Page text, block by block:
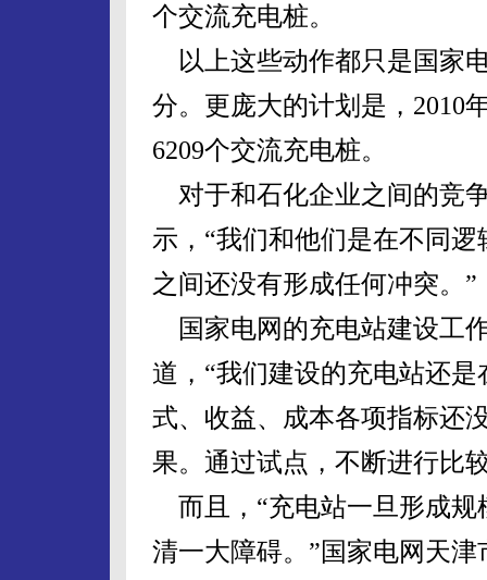
个交流充电桩。
以上这些动作都只是国家
分。更庞大的计划是，2010
6209个交流充电桩。
对于和石化企业之间的竞
示，“我们和他们是在不同
之间还没有形成任何冲突。”
国家电网的充电站建设工
道，“我们建设的充电站还
式、收益、成本各项指标还
果。通过试点，不断进行比
而且，“充电站一旦形成规
清一大障碍。”国家电网天